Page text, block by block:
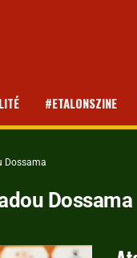
#ETALONSZINE
Dossama
Dossama